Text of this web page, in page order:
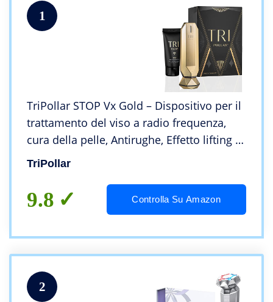
1
TriPollar STOP Vx Gold – Dispositivo per il
trattamento del viso a radio frequenza,
cura della pelle, Antirughe, Effetto lifting e
rassodante. Placcato in oro 24K
TriPollar
9.8 Controlla Su Amazon
2